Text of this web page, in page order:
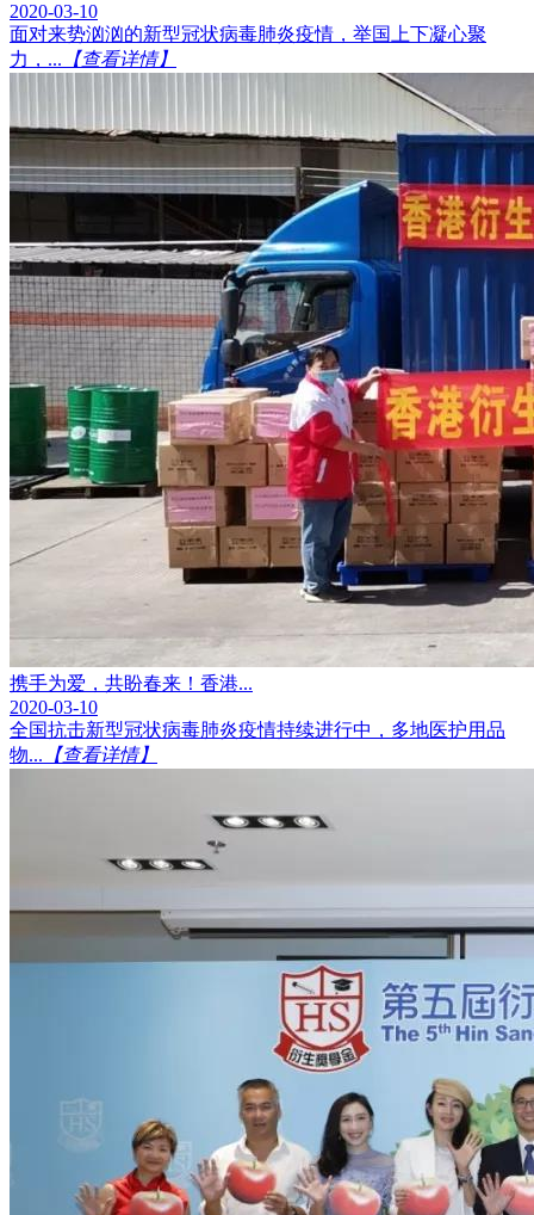
2020-03-10
面对来势汹汹的新型冠状病毒肺炎疫情，举国上下凝心聚
力，... 【查看详情】
携手为爱，共盼春来！香港...
2020-03-10
全国抗击新型冠状病毒肺炎疫情持续进行中，多地医护用品
物... 【查看详情】